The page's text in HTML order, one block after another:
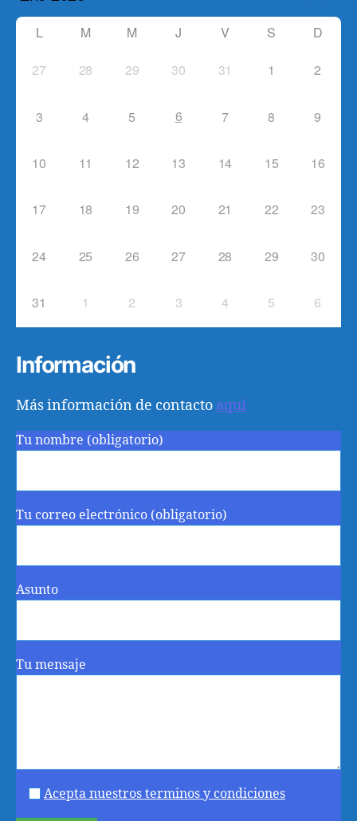
L M M J V S D
27 28 29 30 31 1 2
3 4 5 6 7 8 9
10 11 12 13 14 15 16
17 18 19 20 21 22 23
24 25 26 27 28 29 30
31 1 2 3 4 5 6
Información
Más información de contacto aquí
Tu nombre (obligatorio)
Tu correo electrónico (obligatorio)
Asunto
Tu mensaje
Acepta nuestros terminos y condiciones